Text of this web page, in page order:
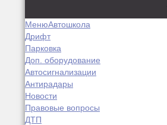
МенюАвтошкола
Дрифт
Парковка
Доп. оборудование
Автосигнализации
Антирадары
Новости
Правовые вопросы
ДТП